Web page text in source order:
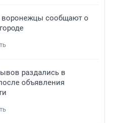
воронежцы сообщают о
раздались в
объявления